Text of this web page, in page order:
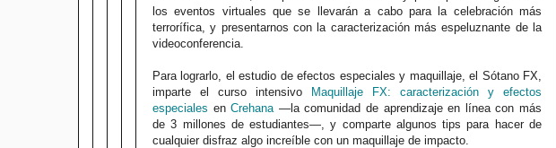
los eventos virtuales que se llevarán a cabo para la celebración más
terrorífica, y presentarnos con la caracterización más espeluznante de la
videoconferencia.
Para lograrlo, el estudio de efectos especiales y maquillaje, el Sótano FX,
imparte el curso intensivo
Maquillaje FX: caracterización y efectos
especiales enCrehana—la comunidad de aprendizaje en línea con más
de 3 millones de estudiantes—, y comparte algunos tips para hacer de
cualquier disfraz algo increíble con un maquillaje de impacto.